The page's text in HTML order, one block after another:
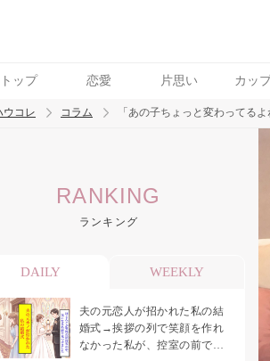
トップ 恋愛 片思い カッ
トレンド ワード
イイ女
ウコレ コラム 「あの子ちょっと変わってる
RANKING
ランキング
DAILY WEEKLY
夫の元恋人が招かれた私の結
婚式→挨拶の列で笑顔を作れ
なかった私が、控室の前で彼